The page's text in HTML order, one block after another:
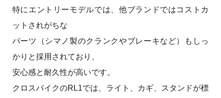
特にエントリーモデルでは、他ブランドではコストカ
ットされがちな
パーツ（シマノ製のクランクやブレーキなど）もしっ
かりと採用されており、
安心感と耐久性が高いです。
クロスバイクのRL1では、ライト、カギ、スタンドが標